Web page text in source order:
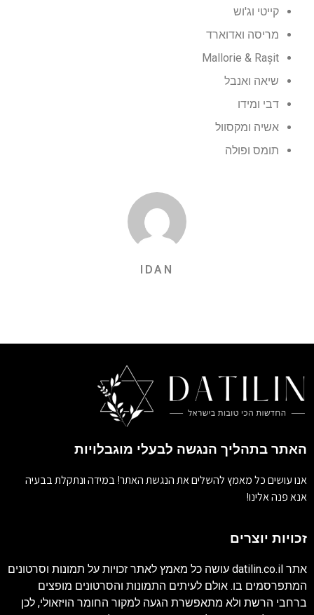
קייטי וג'וש
מריסה ואדוארד
Mallorie & Rașit
שיאה ואנבל
דבי ומידו
אשיה ומקסוול
תומס ופולה
IDAN
האתר בתהליך הנגשה לבעלי מוגבלויות
אנו עושים כל מאמץ להשלים את הנגשת האתר! במידה ונתקלת בבעיה
אנא פנה אלינו!
זכויות יוצרים
אתר datilin.co.il עושה כל מאמץ לאתר זכויות על תמונות וסרטונים
המתפרסמים בו. אולם לעיתים התמונות והסרטונים מופצים
ברחבי הרשת ולא מתאפשרת הגעה למקור החומר הויזאולי, לכן